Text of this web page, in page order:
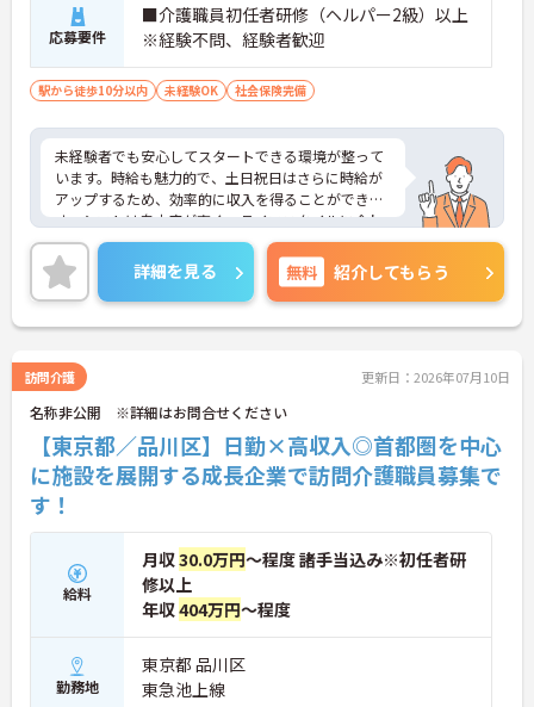
応募要件
■介護職員初任者研修（ヘルパー2級）以上
※経験不問、経験者歓迎
駅から徒歩10分以内 未経験OK 社会保険完備
未経験者でも安心してスタートできる環境が整って
います。時給も魅力的で、土日祝日はさらに時給が
アップするため、効率的に収入を得ることができま
す。シフトは自由度が高く、ライフスタイルに合わ
せて無理なく働けます。福利厚生も充実しており、
長く働き続けられる職場です。興味がある方はぜひ
ご応募ください。
詳細を見る 無料 紹介してもらう
訪問介護 更新日：2026年07月10日
名称非公開 ※詳細はお問合せください
【東京都／品川区】日勤×高収入◎首都圏を中心
に施設を展開する成長企業で訪問介護職員募集で
す！
給料
月収30.0万円～程度 諸手当込み※初任者研
修以上
年収404万円～程度
勤務地
東京都 品川区
東急池上線